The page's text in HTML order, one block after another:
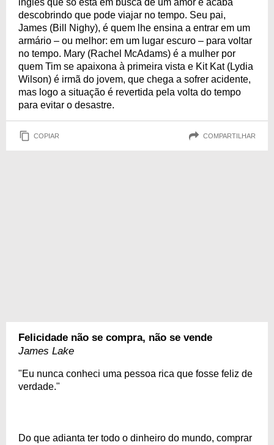
inglês que só está em busca de um amor e acaba
descobrindo que pode viajar no tempo. Seu pai,
James (Bill Nighy), é quem lhe ensina a entrar em um
armário – ou melhor: em um lugar escuro – para voltar
no tempo. Mary (Rachel McAdams) é a mulher por
quem Tim se apaixona à primeira vista e Kit Kat (Lydia
Wilson) é irmã do jovem, que chega a sofrer acidente,
mas logo a situação é revertida pela volta do tempo
para evitar o desastre.
COPIAR COMPARTILHAR
Felicidade não se compra, não se vende
James Lake
"Eu nunca conheci uma pessoa rica que fosse feliz de
verdade."
Do que adianta ter todo o dinheiro do mundo, comprar